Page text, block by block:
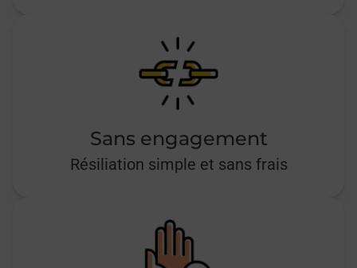
Sans engagement
Résiliation simple et sans frais